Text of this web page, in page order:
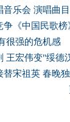
音乐会 演唱曲
争《中国民歌
很强的危机感
王宏伟变"绥德
替宋祖英 春晚